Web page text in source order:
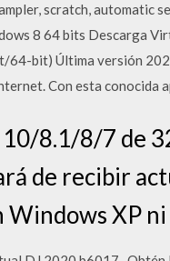
scratch, automatic
8 64 bits Descarga
bit) Última versión
Con esta conocida
8.1/8/7 de
de recibir
Windows XP